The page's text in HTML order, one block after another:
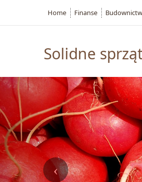
Solidne
Home Finanse